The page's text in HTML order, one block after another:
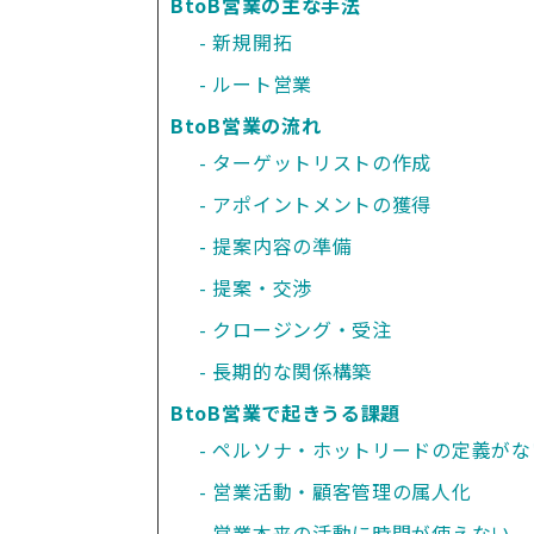
新規開拓
ルート営業
BtoB営業の流れ
ターゲットリストの作成
アポイントメントの獲得
提案内容の準備
提案・交渉
クロージング・受注
長期的な関係構築
BtoB営業で起きうる課題
ペルソナ・ホットリードの定義が
営業活動・顧客管理の属人化